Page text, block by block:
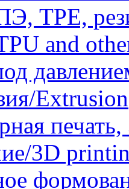
TPE,
and
Extrusion
3D